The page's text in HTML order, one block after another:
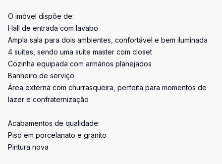
O imóvel dispõe de:
Hall de entrada com lavabo
Ampla sala para dois ambientes, confortável e bem iluminada
4 suítes, sendo uma suíte master com closet
Cozinha equipada com armários planejados
Banheiro de serviço
Área externa com churrasqueira, perfeita para momentos de
lazer e confraternização
Acabamentos de qualidade:
Piso em porcelanato e granito
Pintura nova